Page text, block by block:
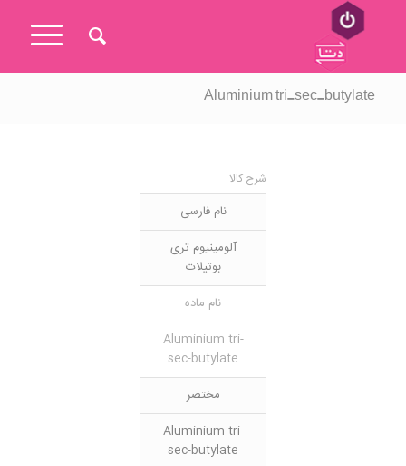
Aluminium tri-sec-butylate
شرح کالا
نام فارسی
آلومینیوم تری
بوتیلات
نام ماده
Aluminium tri-
sec-butylate
مختصر
Aluminium tri-
sec-butylate